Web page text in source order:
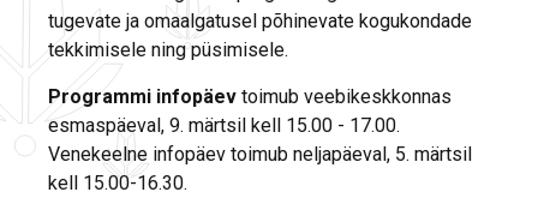
tugevate ja omaalgatusel põhinevate kogukondade
tekkimisele ning püsimisele.
Programmi infopäev toimub veebikeskkonnas
esmaspäeval, 9. märtsil kell 15.00 - 17.00.
Venekeelne infopäev toimub neljapäeval, 5. märtsil
kell 15.00-16.30.